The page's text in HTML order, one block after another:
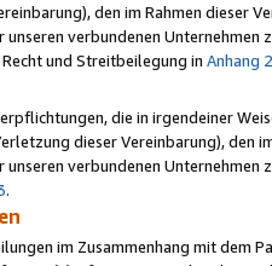
den im Rahmen dieser
verbundenen
und Streitbeilegung in Anhang 2
die in irgendeiner
dieser Vereinbarung), den
verbundenen
.
im Zusammenhang mit dem